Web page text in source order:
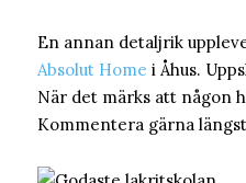
En annan detaljrik
Absolut Home i Åhus.
När det märks att någon
Kommentera gärna